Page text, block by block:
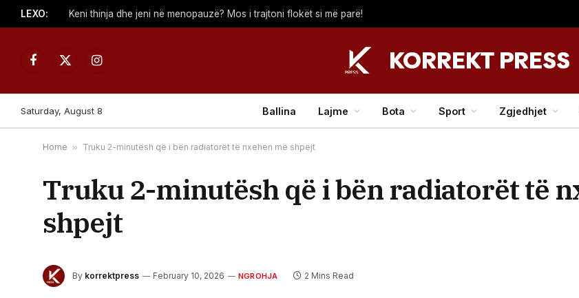
LEXO: Keni thinja dhe jeni në menopauzë? Mos i trajtoni flokët si më parë!
Facebook
X
Instagram
Saturday, August 8 Ballina Lajme Bota Sport Zgjedhjet
Home » Truku 2-minutësh që i bën radiatorët të nxehen më shpejt
Truku 2-minutësh që i bën radiatorët të
shpejt
By korrektpress February 10, 2026 NGROHJA 2 Mins Read